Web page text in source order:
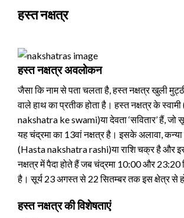
हस्त नक्षत्र
हस्त नक्षत्र अवलोकन
जैसा कि नाम से पता चलता है, हस्त नक्षत्र खुली
वाले हाथ का प्रतीक होता है। हस्त नक्षत्र के
nakshatra ke swami)या देवता ‘सवितार’ हैं, जो
यह चंद्रमा का 13वां नक्षत्र है। इसके अलावा, कन्या
(Hasta nakshatra rashi)या राशि चक्र है और
नक्षत्र में पैदा होते हैं जब चंद्रमा 10:00 और 23:20
है। सूर्य 23 अगस्त से 22 सितम्बर तक इस क्षेत्र से
हस्त नक्षत्र की विशेषताएं